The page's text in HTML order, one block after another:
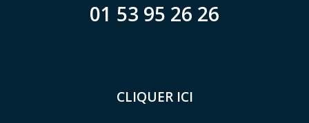
CLIQUER ICI
01 53 95 26 26